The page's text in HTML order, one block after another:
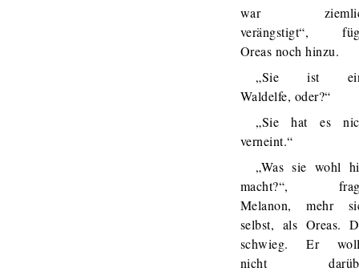
war
verängstigt“,
Oreas noch hinzu.
„Sie ist
Waldelfe, oder?“
„Sie hat es
verneint.“
„Was sie wohl
macht?“,
Melanon, mehr
selbst, als Oreas.
schwieg. Er
nicht